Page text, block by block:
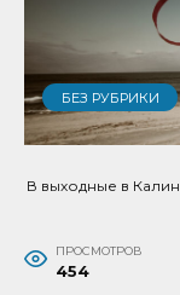
БЕЗ РУБРИКИ
В выходные в
ПРОСМОТРОВ
454